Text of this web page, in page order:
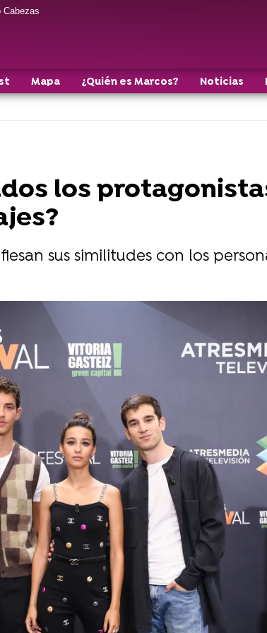
Cabezas
Mapa ¿Quién es Marcos? Noticias
los
sus similitudes con los
WhatsappFacebook
Twitter
2021, se ha celebrado la rueda
serie original de